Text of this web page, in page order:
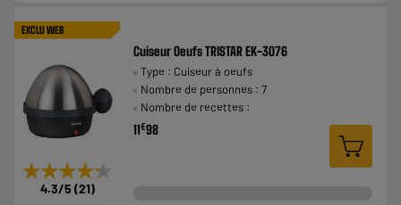
EXCLU WEB
★★★★★
★★★★★
4.3/5 (21)
Cuiseur Oeufs TRISTAR EK-3076
Type : Cuiseur à oeufs
Nombre de personnes : 7
Nombre de recettes :
11€98